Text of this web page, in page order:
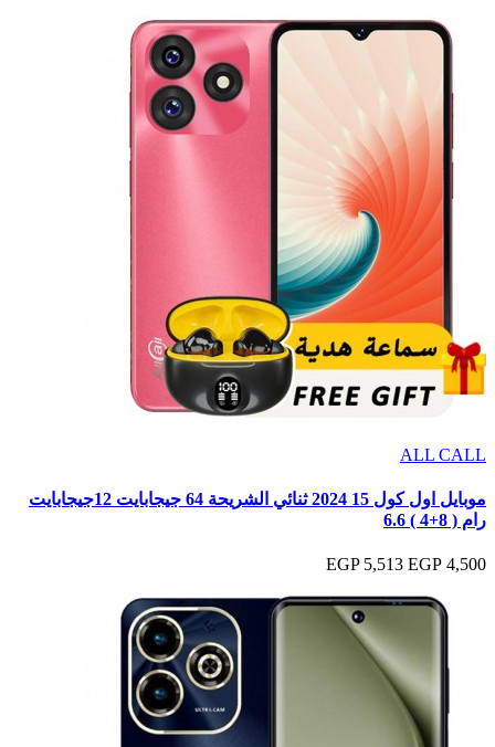
ALL CALL
موبايل اول كول 15 2024 ثنائي الشريحة 64 جيجابايت 12جيجابايت
رام ( 8+4 ) 6.6
4,500 EGP
5,513 EGP